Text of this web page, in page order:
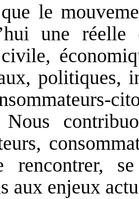
le
une
politiques,
Nous
rencontrer,
aux enjeux